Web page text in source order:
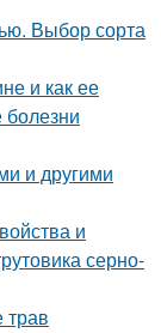
Выбор сорта
и как ее
и другими
и
серно-
трав